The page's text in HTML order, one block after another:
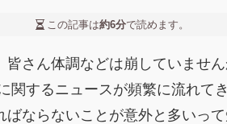
この記事は約6分で読めます。
さん体調などは崩していませ
関するニュースが頻繁に流れて
ならないことが意外と多いっ